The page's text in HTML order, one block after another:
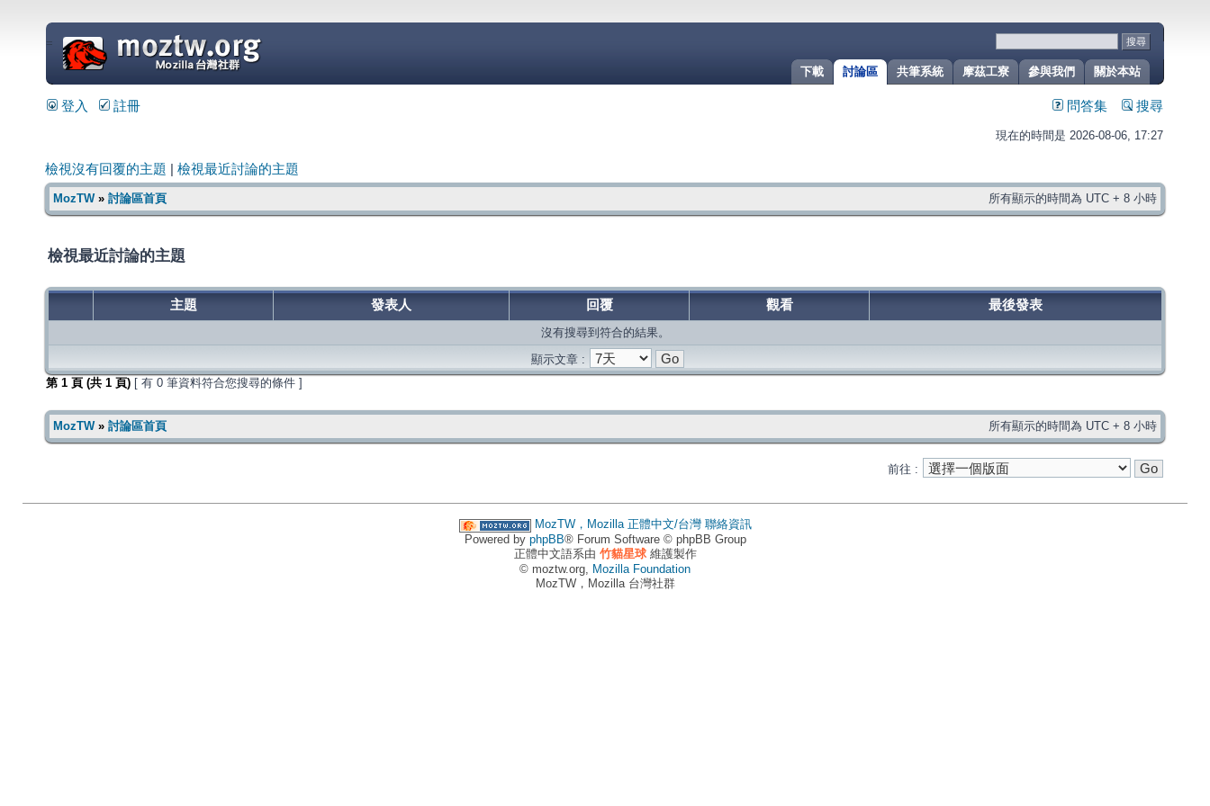
關於本站
參與我們
摩茲工寮
共筆系統
討論區
下載
=
登入 註冊 問答集 搜尋
現在的時間是 2026-08-06, 17:27
檢視沒有回覆的主題 檢視最近討論的主題
MozTW» 討論區首頁 所有顯示的時間為 UTC + 8 小時
檢視最近討論的主題
主題 發表人 回覆 觀看 最後發表
沒有搜尋到符合的結果。
顯示文章 :
第 1 頁 (共 1 頁) [ 有 0 筆資料符合您搜尋的條件 ]
MozTW» 討論區首頁 所有顯示的時間為 UTC + 8 小時
前往 :
MozTW，Mozilla 正體中文/台灣 聯絡資訊
Powered by phpBB® Forum Software © phpBB Group
正體中文語系由 竹貓星球維護製作
© moztw.org, Mozilla Foundation
MozTW，Mozilla 台灣社群